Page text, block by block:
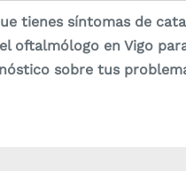
tienes síntomas de
oftalmólogo en Vigo
sobre tus